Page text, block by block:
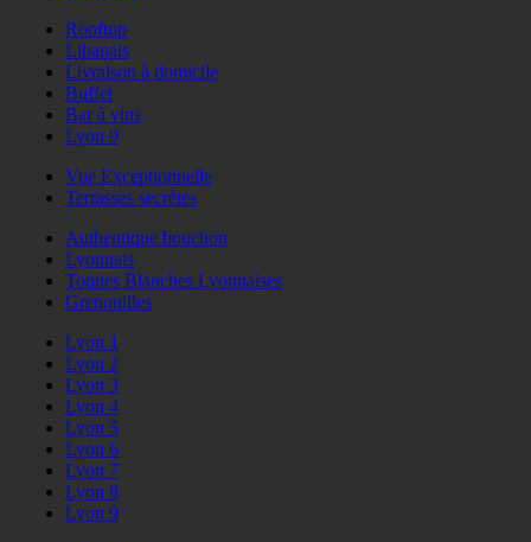
Rooftop
Libanais
Livraison à domicile
Buffet
Bar à vins
Lyon 9
Vue Exceptionnelle
Terrasses secrètes
Authentique bouchon
Lyonnais
Toques Blanches Lyonnaises
Grenouilles
Lyon 1
Lyon 2
Lyon 3
Lyon 4
Lyon 5
Lyon 6
Lyon 7
Lyon 8
Lyon 9